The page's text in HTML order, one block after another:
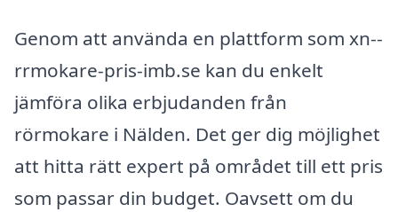
Genom att använda en plattform som xn--
rrmokare-pris-imb.se kan du enkelt
jämföra olika erbjudanden från
rörmokare i Nälden. Det ger dig möjlighet
att hitta rätt expert på området till ett pris
som passar din budget. Oavsett om du